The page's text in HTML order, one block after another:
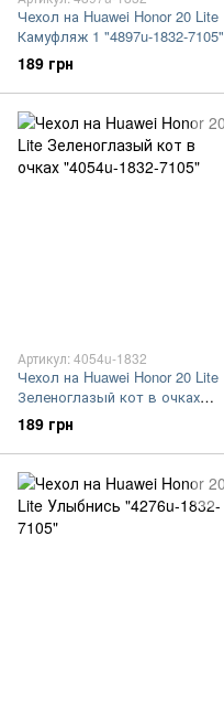
Чехол на Huawei Honor 20 Lite
Камуфляж 1 "4897u-1832-7105"
189 грн
Артикул: 4054u-1832
Чехол на Huawei Honor 20 Lite
Зеленоглазый кот в очках
"4054u-1832-7105"
189 грн